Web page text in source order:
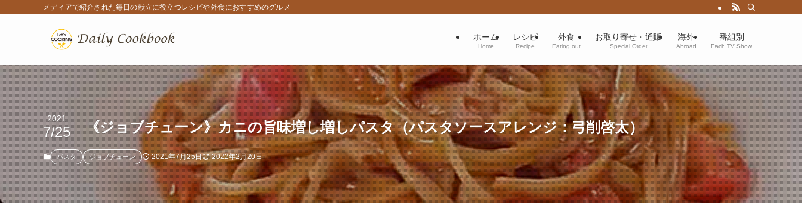
メディアで紹介された毎日の献立に役立つレシピや外食におすすめのグルメ
ホーム
Home
レシピ
Recipe
外食
Eating out
お取り寄せ・通販
Special Order
海外
Abroad
番組別
Each TV Show
《ジョブチューン》カニの旨味増し増しパスタ（パスタソースアレンジ：弓削啓太）
2021
7/25
パスタ ジョブチューン 2021年7月25日 2022年2月20日